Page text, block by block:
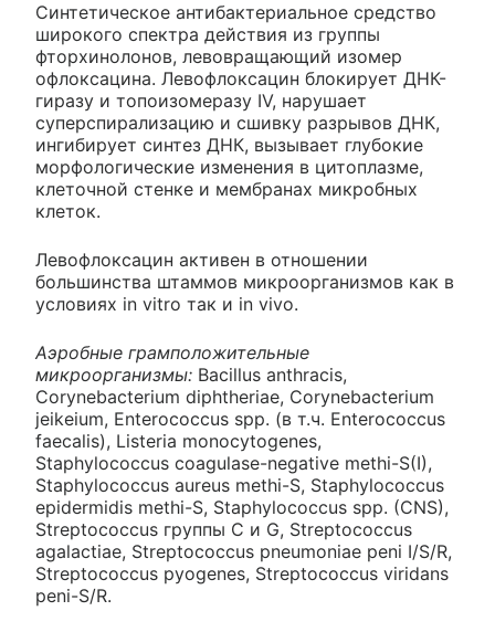
Синтетическое антибактериальное средство
широкого спектра действия из группы
фторхинолонов, левовращающий изомер
офлоксацина. Левофлоксацин блокирует ДНК-
гиразу и топоизомеразу IV, нарушает
суперспирализацию и сшивку разрывов ДНК,
ингибирует синтез ДНК, вызывает глубокие
морфологические изменения в цитоплазме,
клеточной стенке и мембранах микробных
клеток.
Левофлоксацин активен в отношении
большинства штаммов микроорганизмов как в
условиях in vitro так и in vivo.
Аэробные грамположительные
микроорганизмы: Bacillus anthracis,
Corynebacterium diphtheriae, Corynebacterium
jeikeium, Enterococcus spp. (в т.ч. Enterococcus
faecalis), Listeria monocytogenes,
Staphylococcus coagulase-negative methi-S(I),
Staphylococcus aureus methi-S, Staphylococcus
epidermidis methi-S, Staphylococcus spp. (CNS),
Streptococcus группы С и G, Streptococcus
agalactiae, Streptococcus pneumoniae peni I/S/R,
Streptococcus pyogenes, Streptococcus viridans
peni-S/R.